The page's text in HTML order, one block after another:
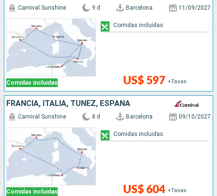
Comidas incluidas
Carnival Sunshine 9 d Barcelona 11/09/2027
US$ 597 +Tasas
Comidas incluidas
FRANCIA, ITALIA, TÚNEZ, ESPAÑA
Comidas incluidas
Carnival Sunshine 8 d Barcelona 09/10/2027
US$ 604 +Tasas
Comidas incluidas